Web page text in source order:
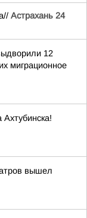
Астрахань 24
12
миграционное
вышел